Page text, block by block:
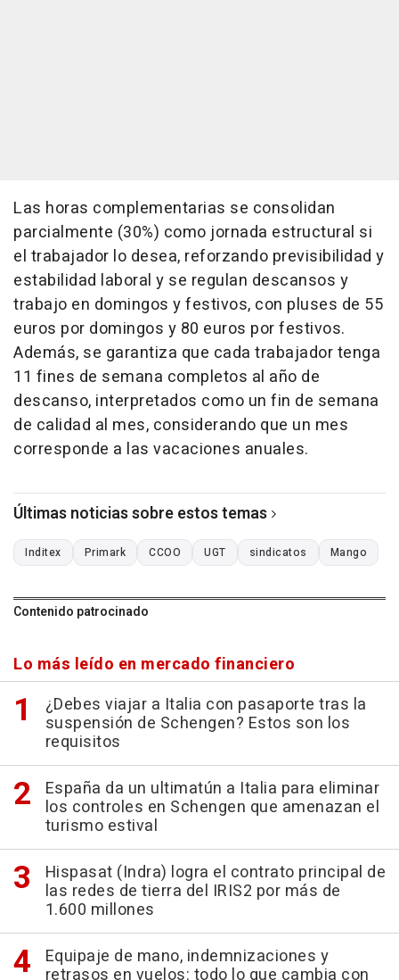
Las horas complementarias se consolidan
parcialmente (30%) como jornada estructural si
el trabajador lo desea, reforzando previsibilidad y
estabilidad laboral y se regulan descansos y
trabajo en domingos y festivos, con pluses de 55
euros por domingos y 80 euros por festivos.
Además, se garantiza que cada trabajador tenga
11 fines de semana completos al año de
descanso, interpretados como un fin de semana
de calidad al mes, considerando que un mes
corresponde a las vacaciones anuales.
Últimas noticias sobre estos temas
Inditex Primark CCOO UGT sindicatos Mango
Contenido patrocinado
Lo más leído en mercado financiero
¿Debes viajar a Italia con pasaporte tras la
suspensión de Schengen? Estos son los
requisitos
España da un ultimatún a Italia para eliminar
los controles en Schengen que amenazan el
turismo estival
Hispasat (Indra) logra el contrato principal de
las redes de tierra del IRIS2 por más de
1.600 millones
Equipaje de mano, indemnizaciones y
retrasos en vuelos: todo lo que cambia con